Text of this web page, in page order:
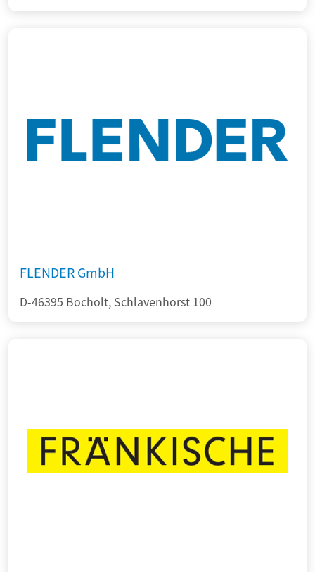
FLENDER GmbH
D-46395 Bocholt, Schlavenhorst 100